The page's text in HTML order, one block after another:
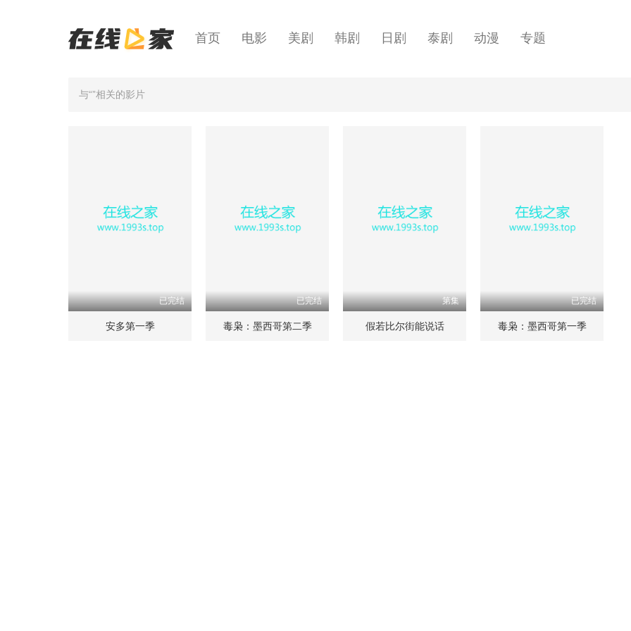
首页 电影 美剧 韩剧 日剧 泰剧 动漫 专题
与“”相关的影片
已完结
安多第一季
已完结
毒枭：墨西哥第二季
第集
假若比尔街能说话
已完结
毒枭：墨西哥第一季